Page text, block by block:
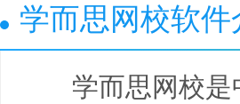
学而思网校软件
学而思网校是